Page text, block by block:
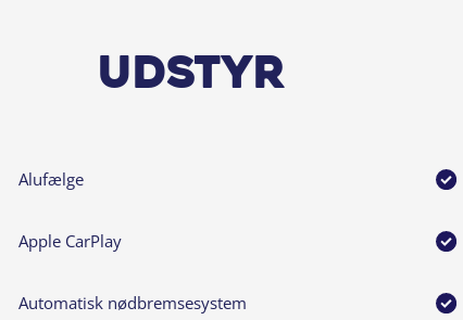
Udstyr
Alufælge
Apple CarPlay
Automatisk nødbremsesystem